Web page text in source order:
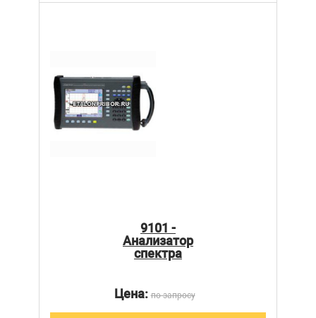
9101 -
Анализатор
спектра
Цена:по запросу